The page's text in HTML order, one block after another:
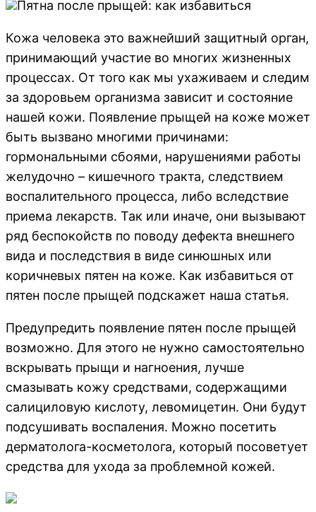
Пятна после прыщей: как избавиться
Кожа человека это важнейший защитный орган,
принимающий участие во многих жизненных
процессах. От того как мы ухаживаем и следим
за здоровьем организма зависит и состояние
нашей кожи. Появление прыщей на коже может
быть вызвано многими причинами:
гормональными сбоями, нарушениями работы
желудочно – кишечного тракта, следствием
воспалительного процесса, либо вследствие
приема лекарств. Так или иначе, они вызывают
ряд беспокойств по поводу дефекта внешнего
вида и последствия в виде синюшных или
коричневых пятен на коже. Как избавиться от
пятен после прыщей подскажет наша статья.
Предупредить появление пятен после прыщей
возможно. Для этого не нужно самостоятельно
вскрывать прыщи и нагноения, лучше
смазывать кожу средствами, содержащими
салициловую кислоту, левомицетин. Они будут
подсушивать воспаления. Можно посетить
дерматолога-косметолога, который посоветует
средства для ухода за проблемной кожей.